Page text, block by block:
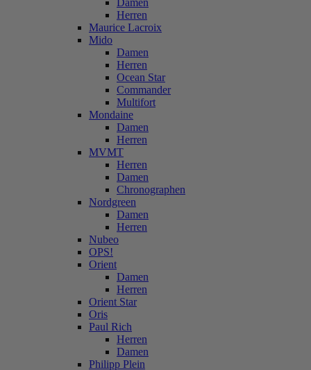
Damen
Herren
Maurice Lacroix
Mido
Damen
Herren
Ocean Star
Commander
Multifort
Mondaine
Damen
Herren
MVMT
Herren
Damen
Chronographen
Nordgreen
Damen
Herren
Nubeo
OPS!
Orient
Damen
Herren
Orient Star
Oris
Paul Rich
Herren
Damen
Philipp Plein